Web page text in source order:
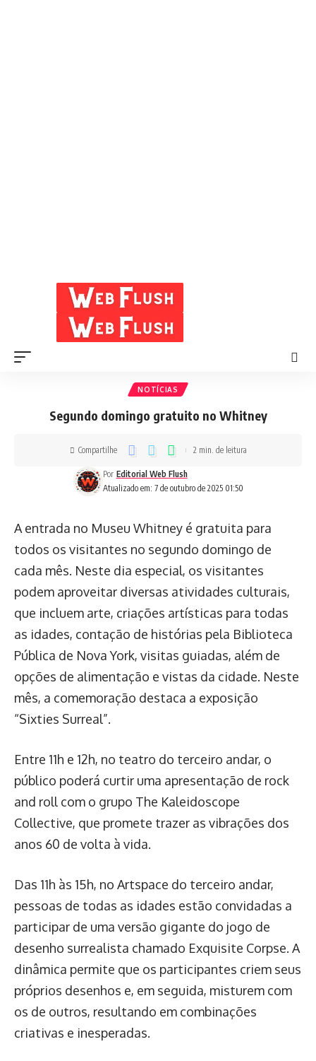
NOTÍCIAS
Segundo domingo gratuito no Whitney
Atualizado em: 7 de outubro de 2025 01:50
Por Editorial Web Flush
Compartilhe 2 min. de leitura
A entrada no Museu Whitney é gratuita para
todos os visitantes no segundo domingo de
cada mês. Neste dia especial, os visitantes
podem aproveitar diversas atividades culturais,
que incluem arte, criações artísticas para todas
as idades, contação de histórias pela Biblioteca
Pública de Nova York, visitas guiadas, além de
opções de alimentação e vistas da cidade. Neste
mês, a comemoração destaca a exposição
“Sixties Surreal”.
Entre 11h e 12h, no teatro do terceiro andar, o
público poderá curtir uma apresentação de rock
and roll com o grupo The Kaleidoscope
Collective, que promete trazer as vibrações dos
anos 60 de volta à vida.
Das 11h às 15h, no Artspace do terceiro andar,
pessoas de todas as idades estão convidadas a
participar de uma versão gigante do jogo de
desenho surrealista chamado Exquisite Corpse. A
dinâmica permite que os participantes criem seus
próprios desenhos e, em seguida, misturem com
os de outros, resultando em combinações
criativas e inesperadas.